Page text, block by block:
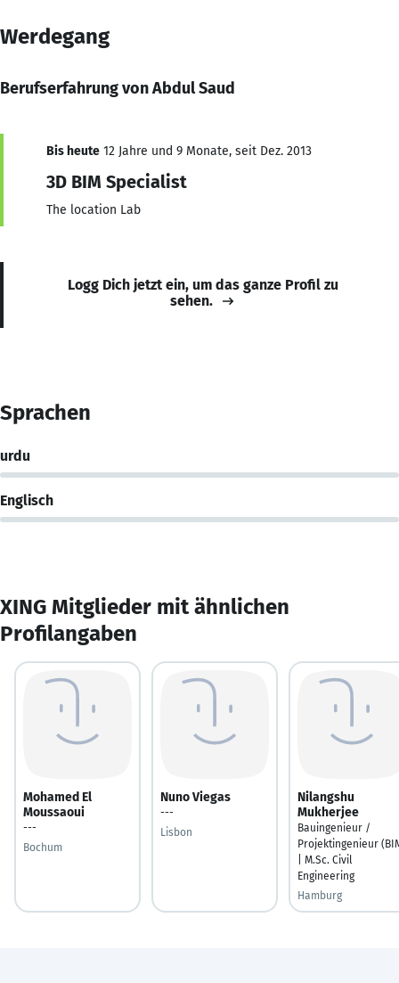
Werdegang
Berufserfahrung von Abdul Saud
Bis heute 12 Jahre und 9 Monate, seit Dez. 2013
3D BIM Specialist
The location Lab
Logg Dich jetzt ein, um das ganze Profil zu
sehen.
Sprachen
urdu
Englisch
XING Mitglieder mit ähnlichen
Profilangaben
Mohamed El
Moussaoui
---
Bochum
Nuno Viegas
---
Lisbon
Nilangshu
Mukherjee
Bauingenieur /
Projektingenieur
| M.Sc. Civil
Engineering
Hamburg